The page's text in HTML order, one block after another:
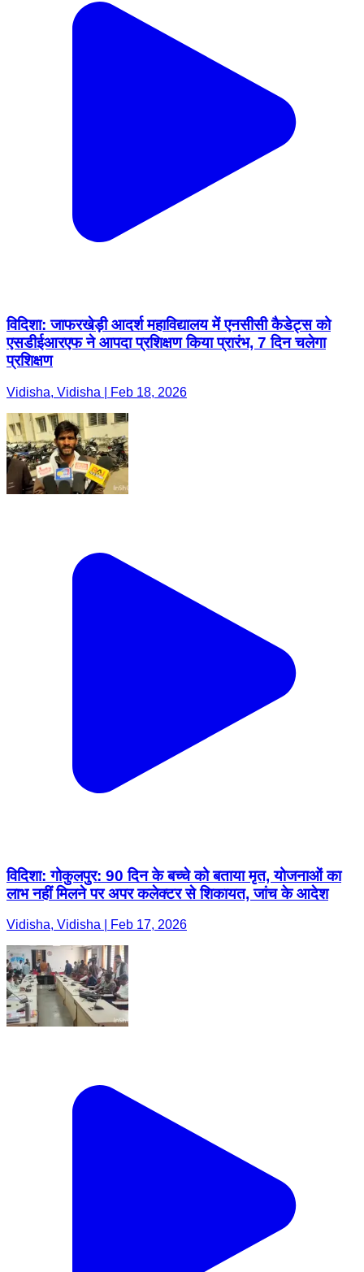
विदिशा: जाफरखेड़ी आदर्श महाविद्यालय में एनसीसी कैडेट्स को
एसडीईआरएफ ने आपदा प्रशिक्षण किया प्रारंभ, 7 दिन चलेगा
प्रशिक्षण
Vidisha, Vidisha | Feb 18, 2026
विदिशा: गोकुलपुर: 90 दिन के बच्चे को बताया मृत, योजनाओं का
लाभ नहीं मिलने पर अपर कलेक्टर से शिकायत, जांच के आदेश
Vidisha, Vidisha | Feb 17, 2026